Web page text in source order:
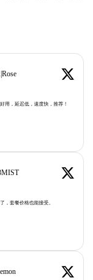
用，延迟低，速度快，推荐！
，套餐价格也能接受。